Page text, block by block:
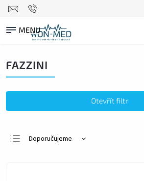
FAZZINI
Otevřít filtr
Doporučujeme